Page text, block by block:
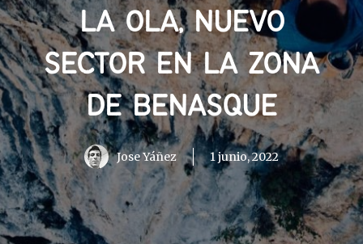
LA OLA, NUEVO
SECTOR EN LA ZONA
DE BENASQUE
Jose Yáñez 1 junio, 2022